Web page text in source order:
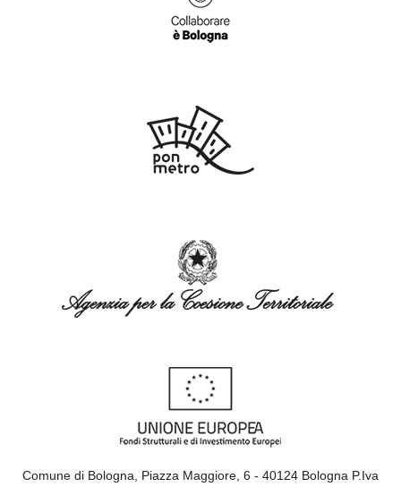
Comune di Bologna, Piazza Maggiore, 6 - 40124 Bologna P.Iva